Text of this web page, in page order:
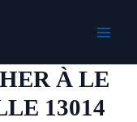
À LE
13014